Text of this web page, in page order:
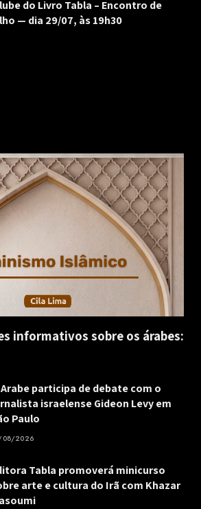
do Livro Tabla – Encontro de
— dia 29/07, às 19h30
informativos sobre os árabes:
participa de debate com o
israelense Gideon Levy em
Paulo
08/2026
Tabla promoverá minicurso
arte e cultura do Irã com Khazar